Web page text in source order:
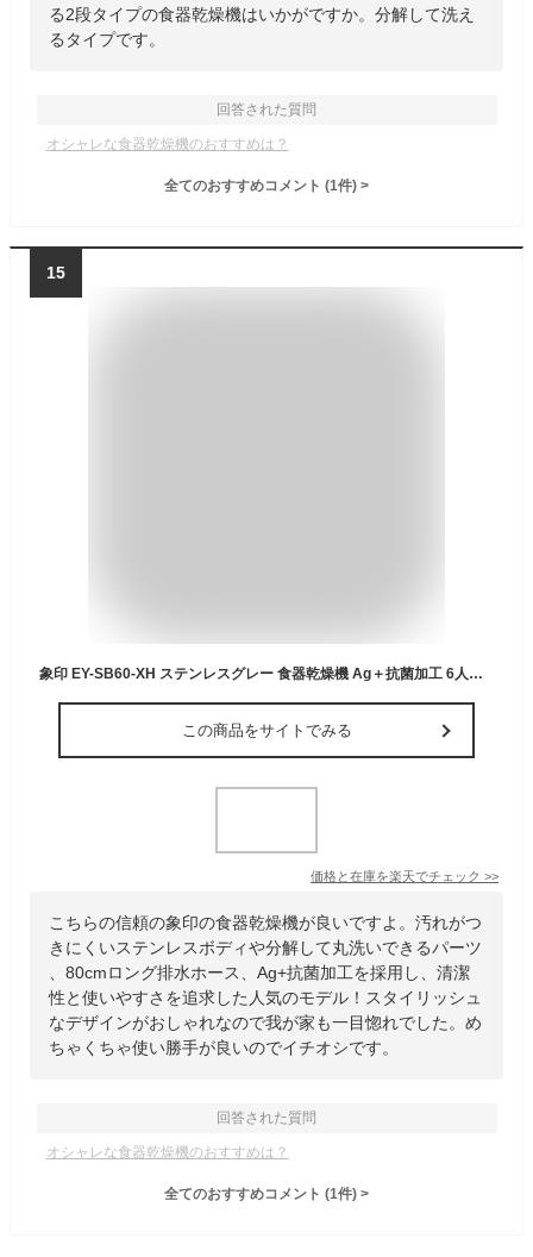
る2段タイプの食器乾燥機はいかがですか。分解して洗え
るタイプです。
回答された質問
オシャレな食器乾燥機のおすすめは？
全てのおすすめコメント (1件) >
15
象印 EY-SB60-XH ステンレスグレー 食器乾燥機 Ag＋抗菌加工 6人用 分解して洗える ステンレスボディ 80cmロング排水ホース 抗菌フィルター 乾燥 純正品 初期不良対応 メーカー保証対応 メーカー様お取引あり
この商品をサイトでみる
価格と在庫を楽天でチェック >>
こちらの信頼の象印の食器乾燥機が良いですよ。汚れがつ
きにくいステンレスボディや分解して丸洗いできるパーツ
、80cmロング排水ホース、Ag+抗菌加工を採用し、清潔
性と使いやすさを追求した人気のモデル！スタイリッシュ
なデザインがおしゃれなので我が家も一目惚れでした。め
ちゃくちゃ使い勝手が良いのでイチオシです。
回答された質問
オシャレな食器乾燥機のおすすめは？
全てのおすすめコメント (1件) >